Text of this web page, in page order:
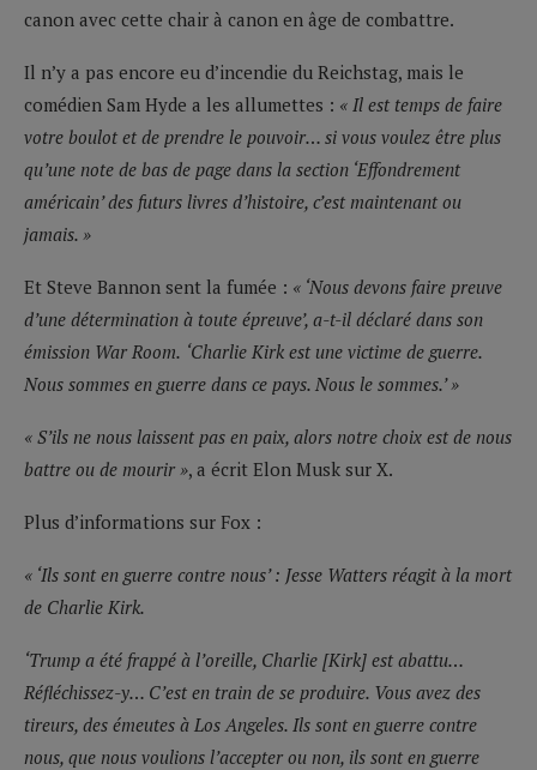
canon avec cette chair à canon en âge de combattre.
Il n’y a pas encore eu d’incendie du Reichstag, mais le
comédien Sam Hyde a les allumettes : « Il est temps de faire
votre boulot et de prendre le pouvoir… si vous voulez être plus
qu’une note de bas de page dans la section ‘Effondrement
américain’ des futurs livres d’histoire, c’est maintenant ou
jamais. »
Et Steve Bannon sent la fumée : « ‘Nous devons faire preuve
d’une détermination à toute épreuve’, a-t-il déclaré dans son
émission War Room. ‘Charlie Kirk est une victime de guerre.
Nous sommes en guerre dans ce pays. Nous le sommes.’ »
« S’ils ne nous laissent pas en paix, alors notre choix est de nous
battre ou de mourir », a écrit Elon Musk sur X.
Plus d’informations sur Fox :
« ‘Ils sont en guerre contre nous’ : Jesse Watters réagit à la mort
de Charlie Kirk.
‘Trump a été frappé à l’oreille, Charlie [Kirk] est abattu…
Réfléchissez-y… C’est en train de se produire. Vous avez des
tireurs, des émeutes à Los Angeles. Ils sont en guerre contre
nous, que nous voulions l’accepter ou non, ils sont en guerre